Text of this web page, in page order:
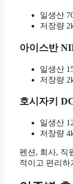
일생산
저장량
아이스반
일생산
저장량
호시자키
일생산
저장량
펜션, 회사, 직
적이고 편리하